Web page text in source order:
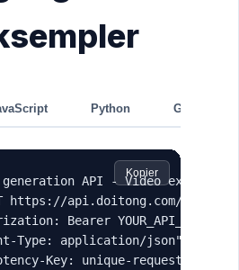
Python GraphQL
Kopier
API - Video example
https://api.doitong.com/
Bearer YOUR_API_KEY" \
Type: application/json" \
Key: unique-request-id-